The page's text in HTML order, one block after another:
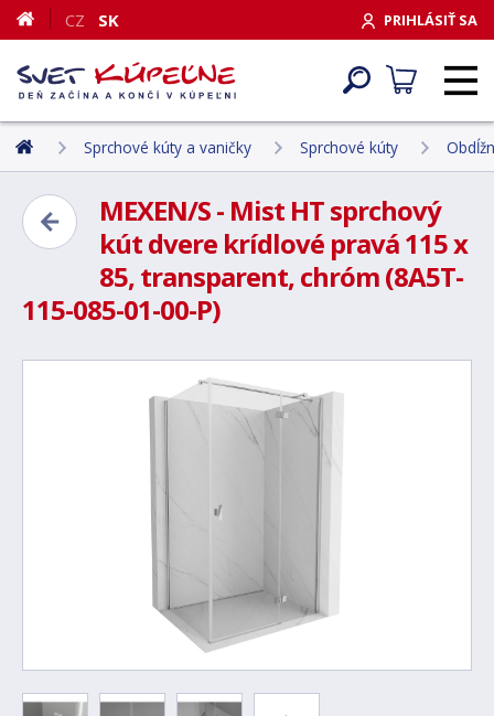
PRIHLÁSIŤ SA
CZ SK
Sprchové kúty a vaničky Sprchové kúty
MEXEN/S - Mist HT sprchový
kút dvere krídlové pravá 115 x
85, transparent, chróm (8A5T-
115-085-01-00-P)